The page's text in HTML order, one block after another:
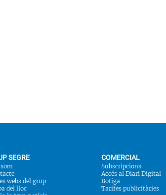
SEGRE
webs del grup
del lloc
COMERCIAL
Subscripcions
Accés al Diari Digital
Botiga
Tarifes publicitàries